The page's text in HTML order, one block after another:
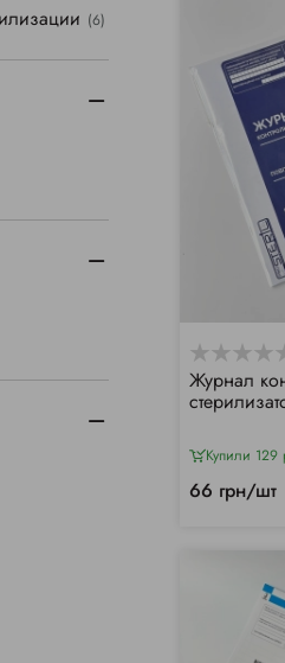
(6)
Журнал
Купили 129
66 грн/шт